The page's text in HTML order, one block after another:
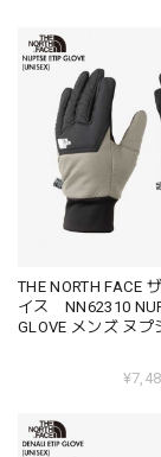
THE NORTH FACE
イス NN62310
GLOVE メンズ ヌプ
グローブ プリマロ